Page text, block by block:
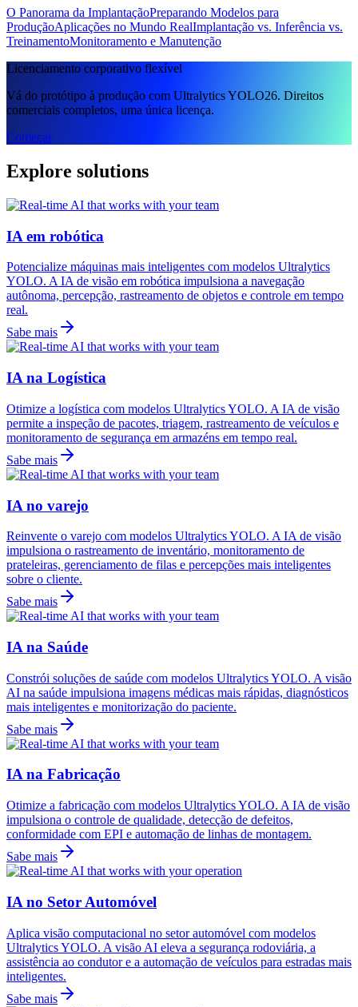
O Panorama da ImplantaçãoPreparando Modelos para
ProduçãoAplicações no Mundo RealImplantação vs. Inferência vs.
TreinamentoMonitoramento e Manutenção
Licenciamento corporativo flexível
Vá do protótipo à produção com Ultralytics YOLO26. Direitos
comerciais completos, uma única licença.
Começar
Explore solutions
IA em robótica
Potencialize máquinas mais inteligentes com modelos Ultralytics
YOLO. A IA de visão em robótica impulsiona a navegação
autônoma, percepção, rastreamento de objetos e controle em tempo
real.
Sabe mais
IA na Logística
Otimize a logística com modelos Ultralytics YOLO. A IA de visão
permite a inspeção de pacotes, triagem, rastreamento de veículos e
monitoramento de segurança em armazéns em tempo real.
Sabe mais
IA no varejo
Reinvente o varejo com modelos Ultralytics YOLO. A IA de visão
impulsiona o rastreamento de inventário, monitoramento de
prateleiras, gerenciamento de filas e percepções mais inteligentes
sobre o cliente.
Sabe mais
IA na Saúde
Constrói soluções de saúde com modelos Ultralytics YOLO. A visão
AI na saúde impulsiona imagens médicas mais rápidas, diagnósticos
mais inteligentes e monitorização do paciente.
Sabe mais
IA na Fabricação
Otimize a fabricação com modelos Ultralytics YOLO. A IA de visão
impulsiona o controle de qualidade, detecção de defeitos,
conformidade com EPI e automação de linhas de montagem.
Sabe mais
IA no Setor Automóvel
Aplica visão computacional no setor automóvel com modelos
Ultralytics YOLO. A visão AI eleva a segurança rodoviária, a
assistência ao condutor e a automação de veículos para estradas mais
inteligentes.
Sabe mais